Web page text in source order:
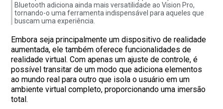
Bluetooth adiciona ainda mais versatilidade ao Vision Pro,
tornando-o uma ferramenta indispensável para aqueles que
buscam uma experiência.
Embora seja principalmente um dispositivo de realidade
aumentada, ele também oferece funcionalidades de
realidade virtual. Com apenas um ajuste de controle, é
possível transitar de um modo que adiciona elementos
ao mundo real para outro que isola o usuário em um
ambiente virtual completo, proporcionando uma imersão
total.